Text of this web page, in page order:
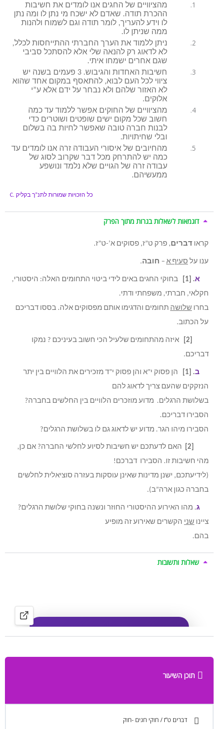
מהציוויים של החגים אנו לומדים את חשיבות
ההכרת תודה. שאדם לא ישכח מי נתן לו ומה נתן
לו וידע להעריך, לומר תודה וגם לשמוח ולהנות
ממה שניתן לו.
ניתן ללמוד את הערך החברתי ההתייחסות לכלל,
לא לדאוג רק להנאה שלי אלא להסתכל סביבי
שגם אחרים ישמחו איתי.
חשיבות האחדות והגיבוש. 3 פעמים בשנה יש
ציווי לכל העם לבוא, להתאסף במקום אחד שהוא
לא האזור שלהם ולא נבחר על ידם אלא ע”י
אלוקים.
מהציוויים של החוקים אפשר ללמוד עד כמה
חשוב שכל מקום ישים שופטים ושוטרים כדי
לבנות חברה טובה שאפשר לחיות בה בשלום
ובלי שחיתויות.
מהחיובים של איסורי העבודה זרה אנו לומדים עד
כמה יש להתרחק מכל דבר שקרוב לסוג של
עבודה זרה של הגויים שלא נלמד ונושפע
ממעשיהם.
כל הזכויות שמורות לתנ”ך בקליק C.
דוגמאות לשאלות בגרות מתוך הפרק
קראו דברים, פרק ט”ז, פסוקים א’-ט”ז.
ענו על סעיף א – חובה.
א. [1]
בחוקי החגים באים לידי ביטוי התחומים האלה: היסטורי,
חקלאי, חברתי, משפחתי ודתי.
בחרו שלושה תחומים והדגימו אותם מפסוקים אלה. בססו דבריכם
על הכתוב.
איזה מהתחומים שלעיל הכי חשוב בעיניכם ? נמקו
דבריכם.
ב. [1]
הן פסוק י”א והן פסוק י”ד מזכירים את הלוויים בין יתר
הנזקקים שהעם צריך לדאוג להם
בשלושת הרגלים. מדוע מוזכרים הלוויים בין החלשים בחברה?
הסבירו דבריכם.
הסבירו מיהו הגר. מדוע יש לדאוג גם לו בשלושת הרגלים?
האם לדעתכם יש חשיבות לסיוע לחלשי החברה? אם כן,
מהי חשיבות זו. הסבירו דברכם!
(לידיעתכם, ישנן מדינות שאינן עוסקות בעזרה סוציאלית לחלשים
בחברה כגון ארה”ב).
ג. מהו האירוע ההיסטורי החוזר ונשנה בחוקי שלושת הרגלים?
ציינו שני הקשרים שאירוע זה מופיע
בהם.
שאלות ותשובות
תוכן השיעור
דברים ט”ז / חוקי חגים -חוק